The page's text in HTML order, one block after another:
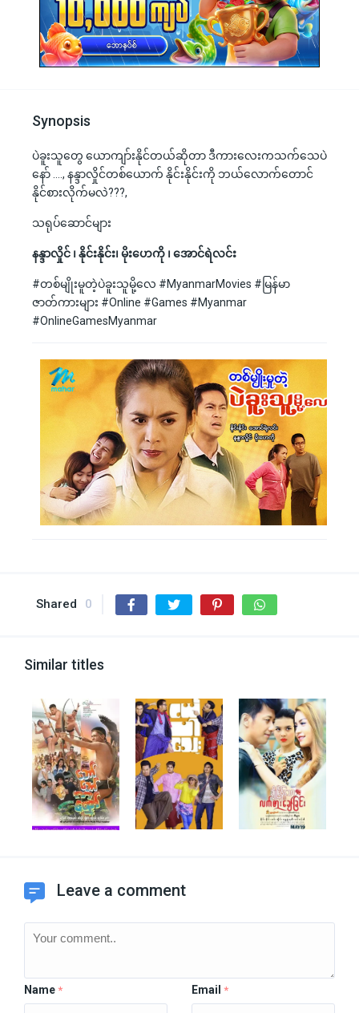
Synopsis
ပဲခူးသူတွေ ယောကျာ်းနိုင်တယ်ဆိုတာ ဒီကားလေးကသက်သေပဲ
နော် …., နန္ဒာလှိုင်တစ်ယောက် နိုင်းနိုင်းကို ဘယ်လောက်တောင်
နိုင်စားလိုက်မလဲ???,
သရုပ်ဆောင်များ
နန္ဒာလှိုင် ၊ နိုင်းနိုင်း၊ မိုးဟေကို ၊ အောင်ရဲလင်း
#တစ်မျိုးမူတဲ့ပဲခူးသူမို့လေ #MyanmarMovies #မြန်မာ
ဇာတ်ကားများ #Online #Games #Myanmar
#OnlineGamesMyanmar
Shared 0
Similar titles
Leave a comment
Name * Email *